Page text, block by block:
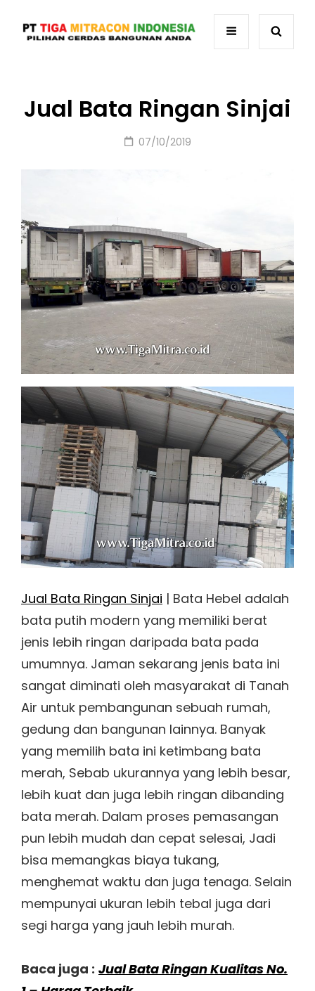
Jual Bata Ringan Sinjai
Posted
07/10/2019
Jual Bata Ringan Sinjai | Bata Hebel adalah
bata putih modern yang memiliki berat
jenis lebih ringan daripada bata pada
umumnya. Jaman sekarang jenis bata ini
sangat diminati oleh masyarakat di Tanah
Air untuk pembangunan sebuah rumah,
gedung dan bangunan lainnya. Banyak
yang memilih bata ini ketimbang bata
merah, Sebab ukurannya yang lebih besar,
lebih kuat dan juga lebih ringan dibanding
bata merah. Dalam proses pemasangan
pun lebih mudah dan cepat selesai, Jadi
bisa memangkas biaya tukang,
menghemat waktu dan juga tenaga. Selain
mempunyai ukuran lebih tebal juga dari
segi harga yang jauh lebih murah.
Baca juga : Jual Bata Ringan Kualitas No.